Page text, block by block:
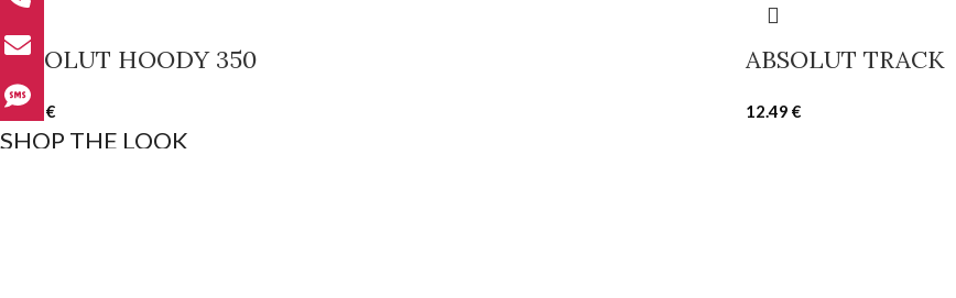
ABSOLUT HOODY 350
15.00 €
ABSOLUT TRACK
12.49 €
SHOP THE LOOK